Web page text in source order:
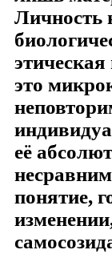
Личность
это
её
понятие,